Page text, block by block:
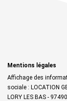
Mentions légales
Affichage des
sociale : LOCATION
LORY LES BAS -